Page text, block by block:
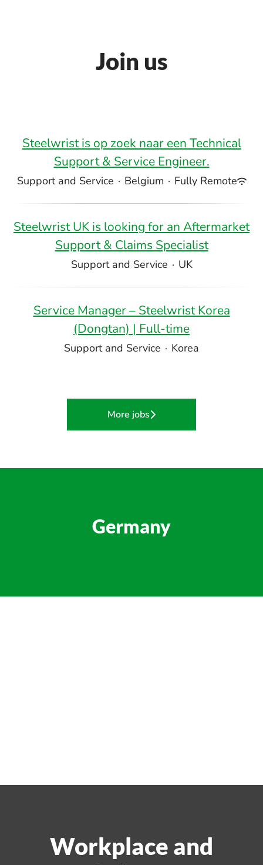
Join us
Steelwrist is op zoek naar een Technical
Support & Service Engineer.
Support and Service · Belgium · Fully Remote
Steelwrist UK is looking for an Aftermarket
Support & Claims Specialist
Support and Service · UK
Service Manager – Steelwrist Korea
(Dongtan) | Full-time
Support and Service · Korea
More jobs
Germany
Workplace and